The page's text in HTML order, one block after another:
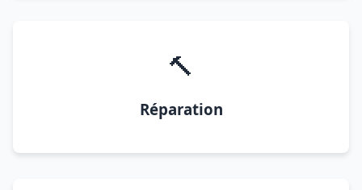
🔨
Réparation